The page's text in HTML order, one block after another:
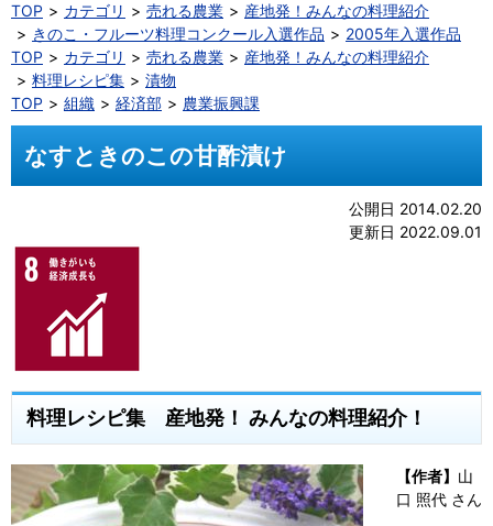
TOP カテゴリ 売れる農業
産地発！みんなの料理紹介
きのこ・フルーツ料理コンクール入選作品
2005年入選作品
TOP
カテゴリ 売れる農業
産地発！みんなの料理紹介
料理レシピ集
漬物
TOP
組織 経済部 農業振興課
なすときのこの甘酢漬け
公開日 2014.02.20
更新日 2022.09.01
料理レシピ集 産地発！ みんなの料理紹介！
【作者】 山
口 照代 さん